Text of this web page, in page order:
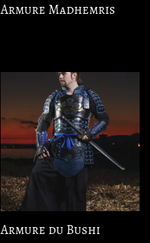
Armure Madhemris
Armure du Bushi